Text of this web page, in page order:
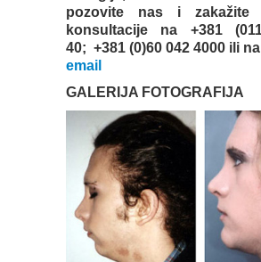
pozovite nas i zakažite
konsultacije na +381
40; +381 (0)60 042 4000 ili
email
GALERIJA FOTOGRAFIJA